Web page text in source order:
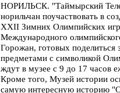
НОРИЛЬСК. "Таймырский
норильчан поучаствовать в
XXII Зимних Олимпийских
Международного
Горожан, готовых
предметами с символикой
ждут в музее с 9 до 17 часов
Кроме того, Музей истории
самую интересную историю